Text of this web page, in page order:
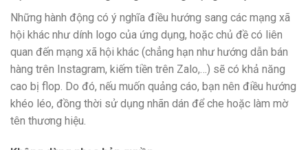
Những hành động có ý nghĩa điều hướng sang các mạng xã
hội khác như dính logo của ứng dụng, hoặc chủ đề có liên
quan đến mạng xã hội khác (chẳng hạn như hướng dẫn bán
hàng trên Instagram, kiếm tiền trên Zalo,…) sẽ có khả năng
cao bị flop. Do đó, nếu muốn quảng cáo, bạn nên điều hướng
khéo léo, đồng thời sử dụng nhãn dán để che hoặc làm mờ
tên thương hiệu.